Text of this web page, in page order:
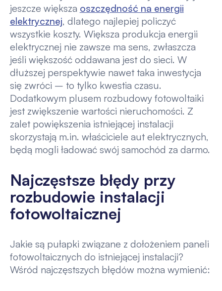
jeszcze większa oszczędność na energii
elektrycznej, dlatego najlepiej policzyć
wszystkie koszty. Większa produkcja energii
elektrycznej nie zawsze ma sens, zwłaszcza
jeśli większość oddawana jest do sieci. W
dłuższej perspektywie nawet taka inwestycja
się zwróci – to tylko kwestia czasu.
Dodatkowym plusem rozbudowy fotowoltaiki
jest zwiększenie wartości nieruchomości. Z
zalet powiększenia istniejącej instalacji
skorzystają m.in. właściciele aut elektrycznych,
będą mogli ładować swój samochód za darmo.
Najczęstsze błędy przy
rozbudowie instalacji
fotowoltaicznej
Jakie są pułapki związane z dołożeniem paneli
fotowoltaicznych do istniejącej instalacji?
Wśród najczęstszych błędów można wymienić: